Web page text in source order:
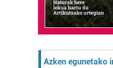
Azken egunetako